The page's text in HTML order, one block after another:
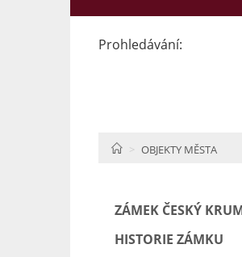
Prohledávání:
HOMEOBJEKTY MĚSTA
ZÁMEK ČESKÝ
HISTORIE ZÁMKU